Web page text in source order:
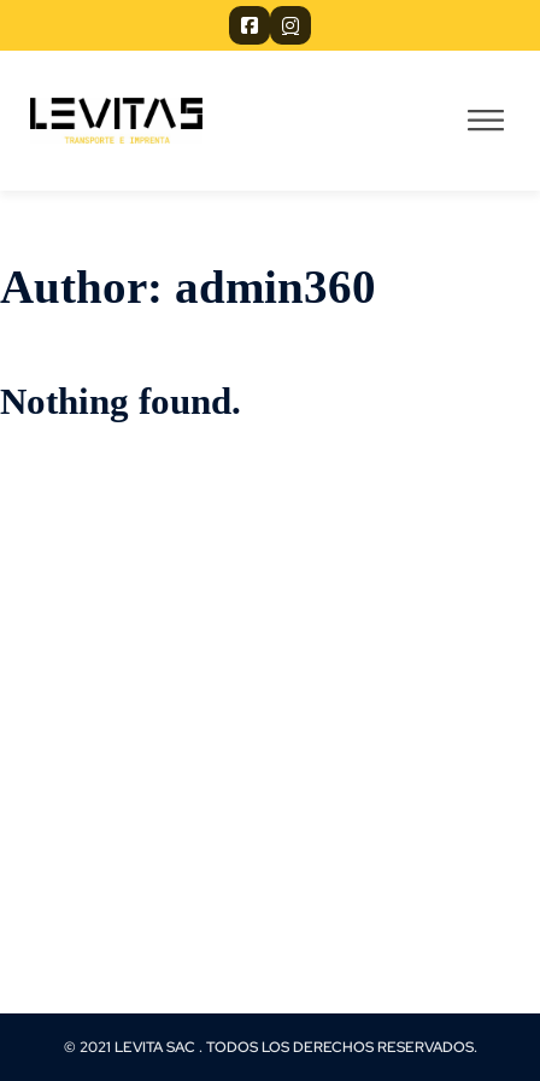
Author: admin360
Nothing found.
© 2021 LEVITA SAC . TODOS LOS DERECHOS RESERVADOS.